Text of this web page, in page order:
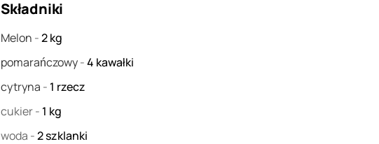
Składniki
Melon -2kg
pomarańczowy-4 kawałki
cytryna - 1 rzecz
cukier- 1 kg
woda -2szklanki